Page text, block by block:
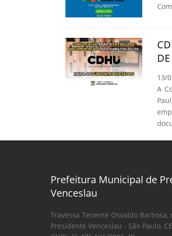
13/
A
Prefeitura Municipal de
Venceslau
Travessa Tenente Osvaldo Barbosa,
Presidente Venceslau - São Paulo,